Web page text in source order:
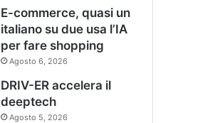
E-commerce, quasi un
italiano su due usa l’IA
per fare shopping
Agosto 6, 2026
DRIV-ER accelera il
deeptech
Agosto 5, 2026